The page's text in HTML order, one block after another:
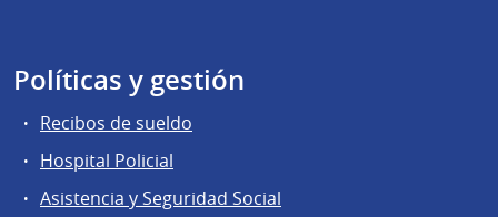
Políticas y gestión
Recibos de sueldo
Hospital Policial
Asistencia y Seguridad Social